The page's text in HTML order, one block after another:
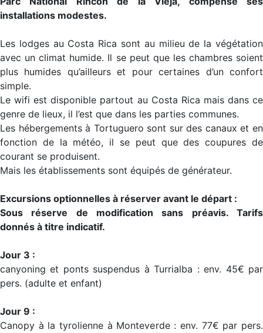
installations modestes.
Les lodges au Costa Rica sont au milieu de la végétation
avec un climat humide. Il se peut que les chambres soient
plus humides qu’ailleurs et pour certaines d’un confort
simple.
Le wifi est disponible partout au Costa Rica mais dans ce
genre de lieux, il l’est que dans les parties communes.
Les hébergements à Tortuguero sont sur des canaux et en
fonction de la météo, il se peut que des coupures de
courant se produisent.
Mais les établissements sont équipés de générateur.
Excursions optionnelles à réserver avant le départ :
Sous réserve de modification sans préavis. Tarifs
donnés à titre indicatif.
Jour 3 :
canyoning et ponts suspendus à Turrialba : env. 45€ par
pers. (adulte et enfant)
Jour 9 :
Canopy à la tyrolienne à Monteverde : env. 77€ par pers.